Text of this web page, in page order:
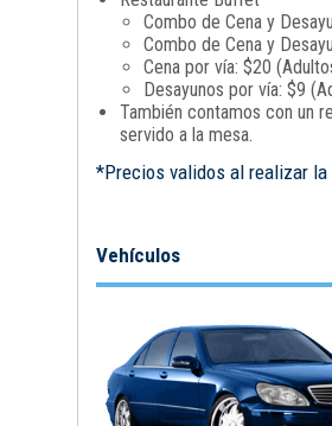
Combo de Cena y
Combo de Cena y
Cena por vía: $20
Desayunos por vía: $9
También contamos con un
servido a la mesa.
*Precios validos al realizar la
Vehículos